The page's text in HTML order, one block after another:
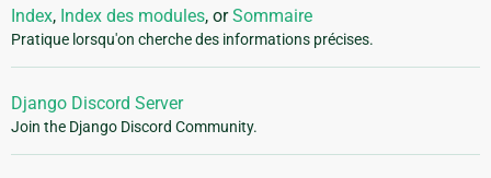
Index, Index des modules, orSommaire
Pratique lorsqu'on cherche des informations précises.
Django Discord Server
Join the Django Discord Community.